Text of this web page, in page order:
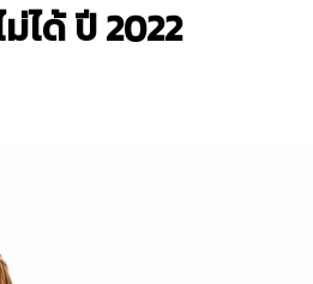
ได้ ปี 2022